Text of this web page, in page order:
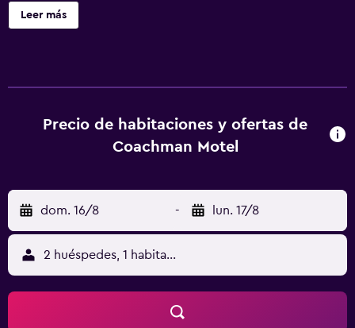
cafetera y tetera y secador de pelo. Se ofrece una
televisión de pantalla plana de 29 pulgadas con canales
plancha y cortinas opacas. Es posible solicitar cambio de
toallas y cambio de sábanas. Se ofrece servicio de
abajo en las instalaciones o cerca del alojamiento (es
posible que se aplique un recargo).
Leer más
Precio de habitaciones y ofertas de
Coachman Motel
dom. 16/8 - lun. 17/8
2 huéspedes, 1 habitación